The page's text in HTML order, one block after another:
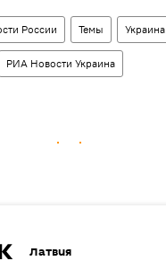
России Темы Украина
РИА Новости Украина
Латвия